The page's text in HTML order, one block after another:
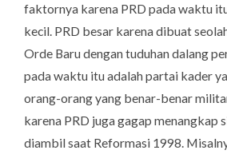
faktornya karena PRD pada waktu
kecil. PRD besar karena dibuat
Orde Baru dengan tuduhan dalang
pada waktu itu adalah partai kader
orang-orang yang benar-benar
karena PRD juga gagap menangkap
diambil saat Reformasi 1998.